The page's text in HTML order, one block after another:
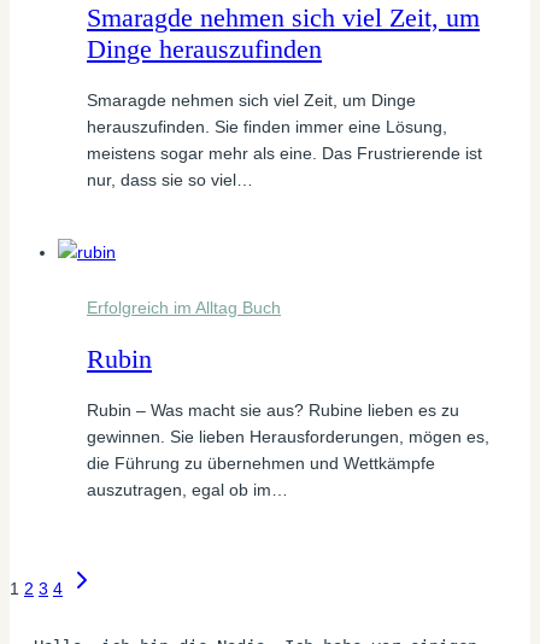
Smaragde nehmen sich viel Zeit, um
Dinge herauszufinden
Smaragde nehmen sich viel Zeit, um Dinge
herauszufinden. Sie finden immer eine Lösung,
meistens sogar mehr als eine. Das Frustrierende ist
nur, dass sie so viel…
Erfolgreich im Alltag Buch
Rubin
Rubin – Was macht sie aus? Rubine lieben es zu
gewinnen. Sie lieben Herausforderungen, mögen es,
die Führung zu übernehmen und Wettkämpfe
auszutragen, egal ob im…
Seitennavigation
1 2 3 4
Nächste